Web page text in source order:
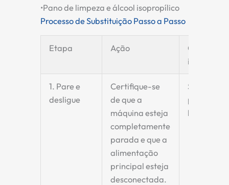
•Pano de limpeza e álcool isopropílico
Processo de Substituição Passo a Passo
Etapa Ação
1. Pare e
desligue
Certifique-se
de que a
máquina esteja
completamente
parada e que a
alimentação
principal esteja
desconectada.
primeiro
lugar!